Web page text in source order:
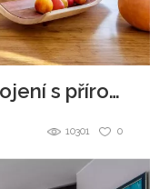
Vzdušná kuchyně ve spojení s přírodou
0
10301